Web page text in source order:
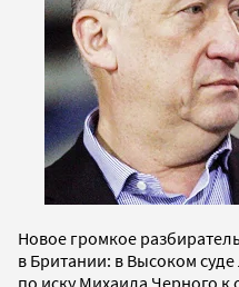
Новое громкое
в Британии: в Высоком
по иску Михаила Черного к